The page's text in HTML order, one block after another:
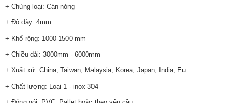
+ Chủng loại: Cán nóng
+ Độ dày: 4mm
+ Khổ rộng: 1000-1500 mm
+ Chiều dài: 3000mm - 6000mm
+ Xuất xứ: China, Taiwan, Malaysia, Korea, Japan, India, Eu...
+ Chất lượng: Loại 1 - inox 304